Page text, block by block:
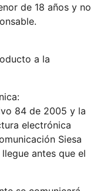
de 18 años y no
a la
84 de 2005 y la
electrónica
Siesa
antes que el